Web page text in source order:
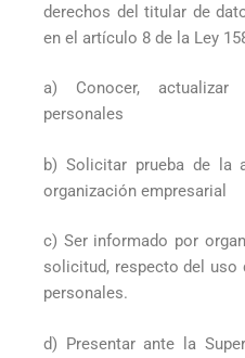
derechos del titular de
en el artículo 8 de la Ley
a) Conocer,
personales
b) Solicitar prueba de la
organización empresarial
c) Ser informado por
solicitud, respecto del uso
personales.
d) Presentar ante la